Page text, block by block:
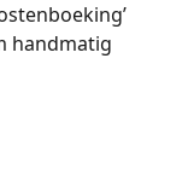
handmatig